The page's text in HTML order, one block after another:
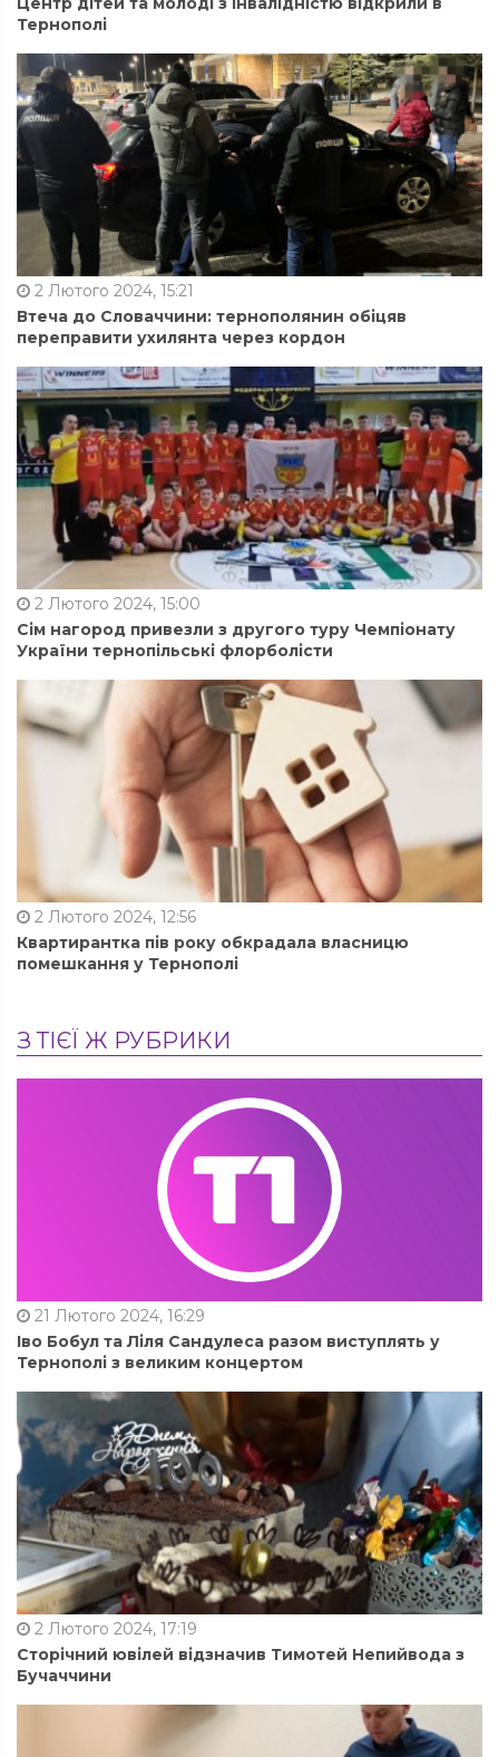
Тернополі
2 Лютого 2024, 15:21
Втеча до Словаччини: тернополянин обіцяв
переправити ухилянта через кордон
2 Лютого 2024, 15:00
Сім нагород привезли з другого туру Чемпіонату
України тернопільські флорболісти
2 Лютого 2024, 12:56
Квартирантка пів року обкрадала власницю
помешкання у Тернополі
З ТІЄЇ Ж РУБРИКИ
21 Лютого 2024, 16:29
Іво Бобул та Ліля Сандулеса разом виступлять у
Тернополі з великим концертом
2 Лютого 2024, 17:19
Сторічний ювілей відзначив Тимотей Непийвода з
Бучаччини